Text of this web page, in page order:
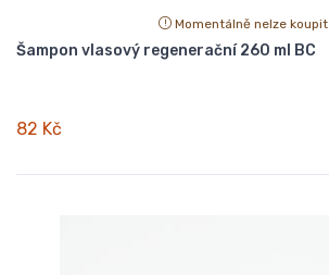
Momentálně nelze koupit
Šampon vlasový regenerační 260 ml BC
82 Kč